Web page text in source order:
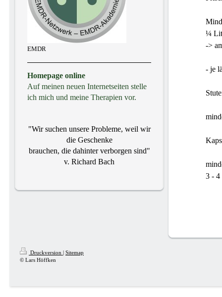
EMDR
Homepage online
Auf meinen neuen Internetseiten stelle
ich mich und meine Therapien vor.
"Wir suchen unsere Probleme, weil wir
die Geschenke
brauchen, die dahinter verborgen sind"
v. Richard Bach
¼
->
- je
3 - 4
Druckversion | Sitemap
© Lars Höffken